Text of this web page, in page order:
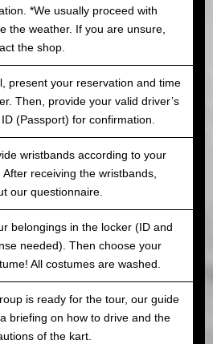
*We usually proceed with
the weather. If you are unsure,
the shop.
present your reservation and time
Then, provide your valid driver’s
(Passport) for confirmation.
wristbands according to your
After receiving the wristbands,
our questionnaire.
belongings in the locker (ID and
needed). Then choose your
All costumes are washed.
is ready for the tour, our guide
briefing on how to drive and the
of the kart.